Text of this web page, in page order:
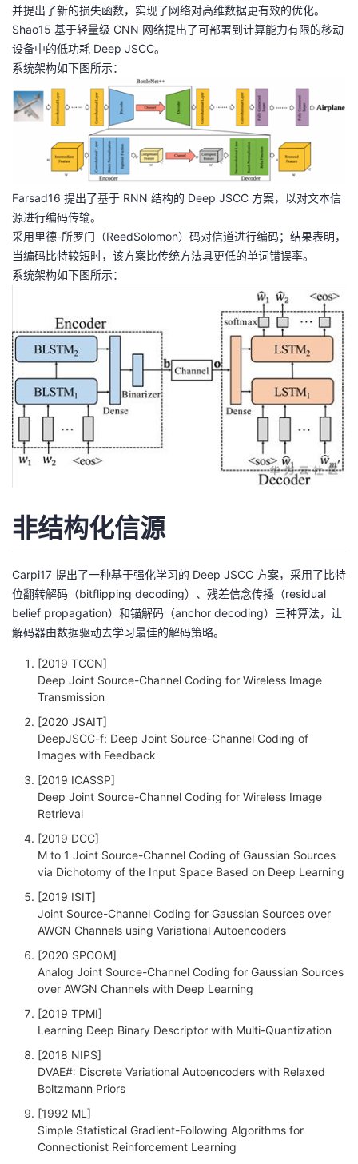
并提出了新的损失函数，实现了网络对高维数据更有效的优化。
Shao15 基于轻量级 CNN 网络提出了可部署到计算能力有限的移动
设备中的低功耗 Deep JSCC。
系统架构如下图所示：
Farsad16 提出了基于 RNN 结构的 Deep JSCC 方案，以对文本信
源进行编码传输。
采用里德-所罗门（ReedSolomon）码对信道进行编码；结果表明，
当编码比特较短时，该方案比传统方法具更低的单词错误率。
系统架构如下图所示：
非结构化信源
Carpi17 提出了一种基于强化学习的 Deep JSCC 方案，采用了比特
位翻转解码（bitflipping decoding）、残差信念传播（residual
belief propagation）和锚解码（anchor decoding）三种算法，让
解码器由数据驱动去学习最佳的解码策略。
[2019 TCCN]
Deep Joint Source-Channel Coding for Wireless Image
Transmission
[2020 JSAIT]
DeepJSCC-f: Deep Joint Source-Channel Coding of
Images with Feedback
[2019 ICASSP]
Deep Joint Source-Channel Coding for Wireless Image
Retrieval
[2019 DCC]
M to 1 Joint Source-Channel Coding of Gaussian Sources
via Dichotomy of the Input Space Based on Deep Learning
[2019 ISIT]
Joint Source-Channel Coding for Gaussian Sources over
AWGN Channels using Variational Autoencoders
[2020 SPCOM]
Analog Joint Source-Channel Coding for Gaussian Sources
over AWGN Channels with Deep Learning
[2019 TPMI]
Learning Deep Binary Descriptor with Multi-Quantization
[2018 NIPS]
DVAE#: Discrete Variational Autoencoders with Relaxed
Boltzmann Priors
[1992 ML]
Simple Statistical Gradient-Following Algorithms for
Connectionist Reinforcement Learning